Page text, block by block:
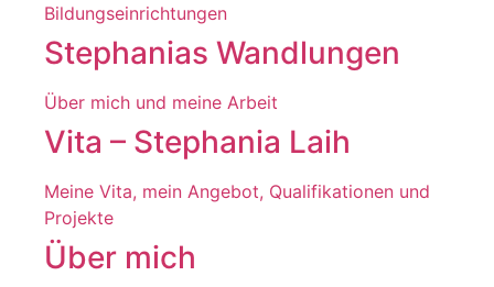
Bildungseinrichtungen
Stephanias Wandlungen
Über mich und meine Arbeit
Vita – Stephania Laih
Meine Vita, mein Angebot, Qualifikationen und
Projekte
Über mich